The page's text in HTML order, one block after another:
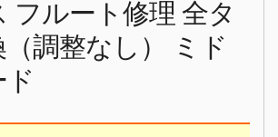
フルート修理 全タ
調整なし） ミド